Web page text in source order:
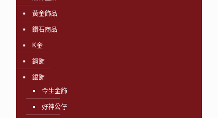
黃金飾品
鑽石商品
K金
鋼飾
銀飾
今生金飾
好神公仔